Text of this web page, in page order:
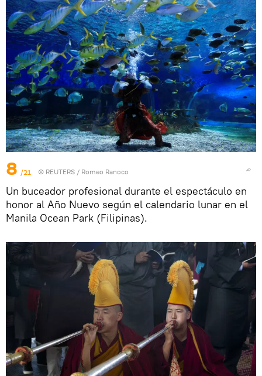
8 /21 © REUTERS / Romeo Ranoco
Un buceador profesional durante el espectáculo en
honor al Año Nuevo según el calendario lunar en el
Manila Ocean Park (Filipinas).